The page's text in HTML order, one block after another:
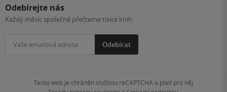
Odebírejte nás
Každý měsíc společně přečteme tisíce knih
Odebírat
Tento web je chráněn službou reCAPTCHA a platí pro něj